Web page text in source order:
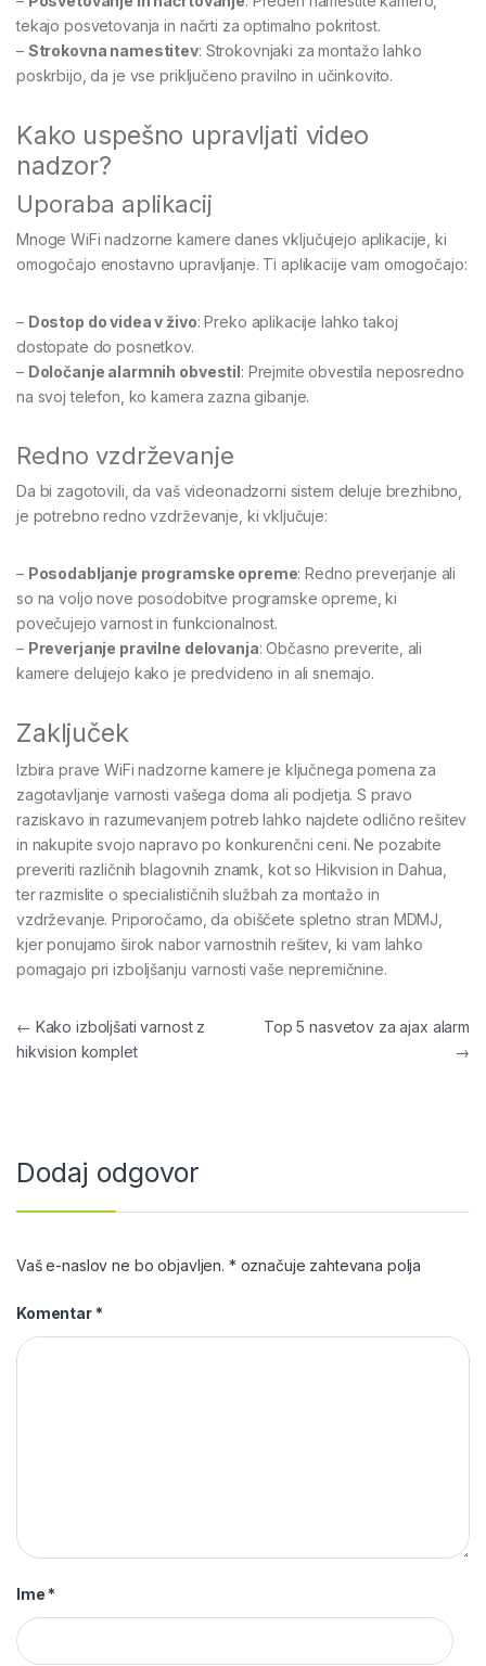
tekajo posvetovanja in načrti za optimalno pokritost.
– Strokovna namestitev: Strokovnjaki za montažo lahko
poskrbijo, da je vse priključeno pravilno in učinkovito.
Kako uspešno upravljati video
nadzor?
Uporaba aplikacij
Mnoge WiFi nadzorne kamere danes vključujejo aplikacije, ki
omogočajo enostavno upravljanje. Ti aplikacije vam omogočajo:
– Dostop do videa v živo: Preko aplikacije lahko takoj
dostopate do posnetkov.
– Določanje alarmnih obvestil: Prejmite obvestila neposredno
na svoj telefon, ko kamera zazna gibanje.
Redno vzdrževanje
Da bi zagotovili, da vaš videonadzorni sistem deluje brezhibno,
je potrebno redno vzdrževanje, ki vključuje:
– Posodabljanje programske opreme: Redno preverjanje ali
so na voljo nove posodobitve programske opreme, ki
povečujejo varnost in funkcionalnost.
– Preverjanje pravilne delovanja: Občasno preverite, ali
kamere delujejo kako je predvideno in ali snemajo.
Zaključek
Izbira prave WiFi nadzorne kamere je ključnega pomena za
zagotavljanje varnosti vašega doma ali podjetja. S pravo
raziskavo in razumevanjem potreb lahko najdete odlično rešitev
in nakupite svojo napravo po konkurenčni ceni. Ne pozabite
preveriti različnih blagovnih znamk, kot so Hikvision in Dahua,
ter razmislite o specialističnih službah za montažo in
vzdrževanje. Priporočamo, da obiščete spletno stran MDMJ,
kjer ponujamo širok nabor varnostnih rešitev, ki vam lahko
pomagajo pri izboljšanju varnosti vaše nepremičnine.
Navigacija prispevka
← Kako izboljšati varnost z
hikvision komplet
Top 5 nasvetov za ajax alarm
→
Dodaj odgovor
Vaš e-naslov ne bo objavljen. * označuje zahtevana polja
Komentar *
Ime *